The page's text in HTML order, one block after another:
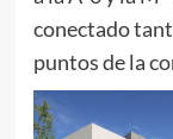
conectado
puntos de la